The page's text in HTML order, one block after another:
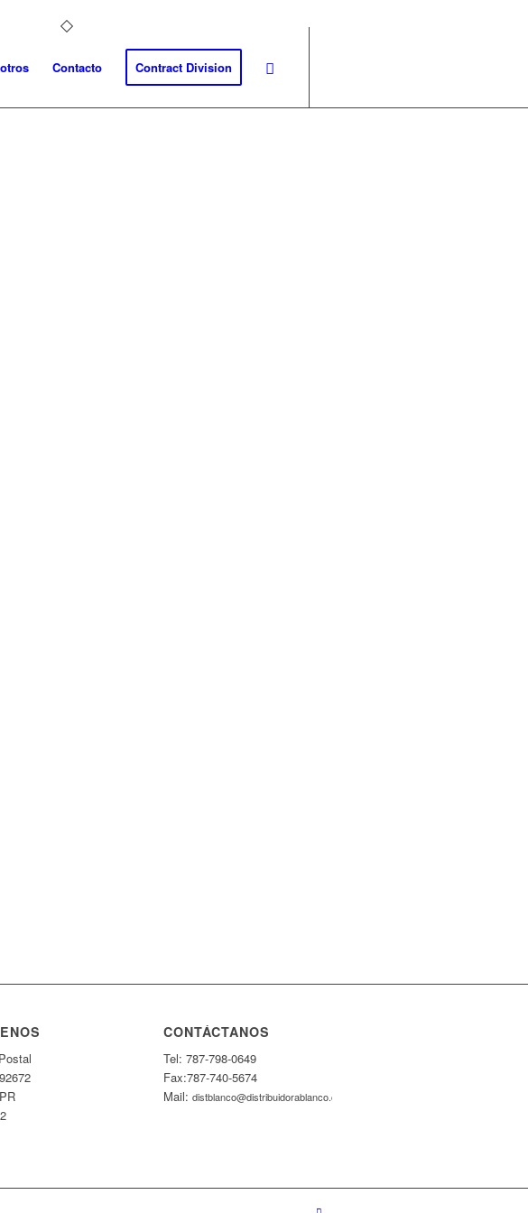
Contacto Contract Division
CONTÁCTANOS
Tel: 787-798-0649
Fax:787-740-5674
Mail:distblanco@distribuidorablanco.com